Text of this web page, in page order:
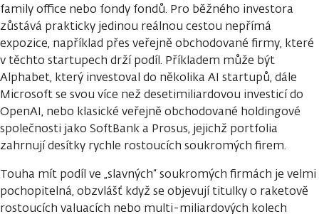
family office nebo fondy fondů. Pro běžného investora
zůstává prakticky jedinou reálnou cestou nepřímá
expozice, například přes veřejně obchodované firmy, které
v těchto startupech drží podíl. Příkladem může být
Alphabet, který investoval do několika AI startupů, dále
Microsoft se svou více než desetimiliardovou investicí do
OpenAI, nebo klasické veřejně obchodované holdingové
společnosti jako SoftBank a Prosus, jejichž portfolia
zahrnují desítky rychle rostoucích soukromých firem.
Touha mít podíl ve „slavných“ soukromých firmách je velmi
pochopitelná, obzvlášť když se objevují titulky o raketově
rostoucích valuacích nebo multi-miliardových kolech